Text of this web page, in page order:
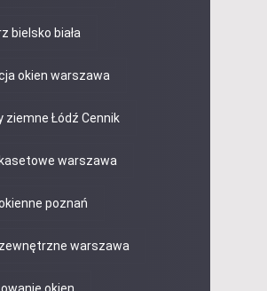
bielsko biała
okien warszawa
ziemne Łódź Cennik
warszawa
poznań
warszawa